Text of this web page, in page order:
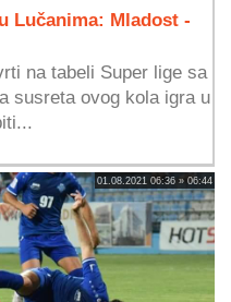
Lučanima: Mladost -
na tabeli Super lige sa
susreta ovog kola igra u
01.08.2021 06:36 » 06:44